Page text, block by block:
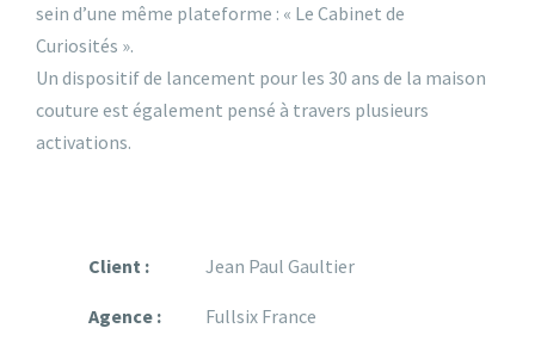
sein d’une même plateforme : « Le Cabinet de
Curiosités ».
Un dispositif de lancement pour les 30 ans de la maison
couture est également pensé à travers plusieurs
activations.
Client : Jean Paul Gaultier
Agence : Fullsix France